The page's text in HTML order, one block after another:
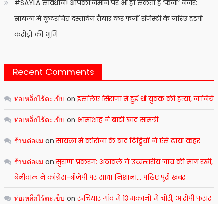
#SAYLA सावधान! आपकी जमीन पर भी हो सकती है ‘फर्जी’ नजर:
सायला में कूटरचित दस्तावेज तैयार कर फर्जी रजिस्ट्री के जरिए हड़पी
करोड़ों की भूमि
Recent Comments
ท่อเหล็กไร้ตะเข็บ onइसलिए सिराणा में हुई थी युवक की हत्या, जानिये
ท่อเหล็กไร้ตะเข็บ on भामाशाह ने बांटी खाद सामग्री
ร้านต่อผม onसायला में कोरोना के बाद टिड्डियों ने ऐसे ढाया कहर
ร้านต่อผม onसुराणा प्रकरण: अठावले ने उच्चस्तरीय जांच की मांग रखी,
बेनीवाल ने कांग्रेस-बीजेपी पर साधा निशाना… पढिए पूरी खबर
ท่อเหล็กไร้ตะเข็บ onरुचियार गांव में 13 मकानों में चोरी, आरोपी फरार